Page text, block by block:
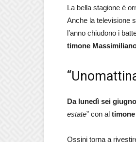
La bella stagione è
Anche la televisione
l’anno chiudono i
timone
Da lunedì sei
estate” con al
Ossini torna a